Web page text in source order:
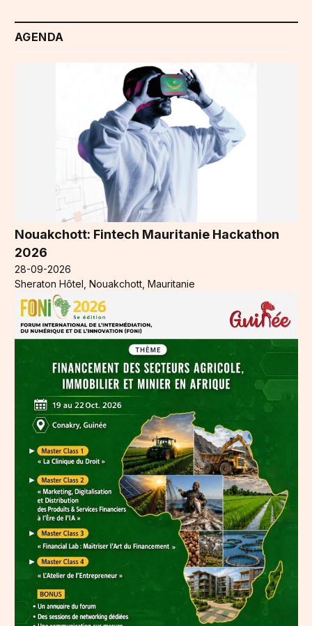
AGENDA
Nouakchott: Fintech Mauritanie Hackathon
2026
28-09-2026
Sheraton Hôtel, Nouakchott, Mauritanie